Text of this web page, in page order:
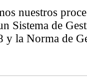
nuestros
Sistema de
y la Norma de